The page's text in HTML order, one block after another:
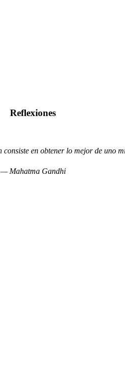
Reflexiones
consiste en obtener lo mejor de uno
— Mahatma Gandhi